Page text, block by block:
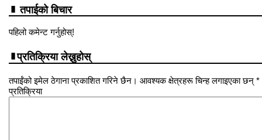
तपाईको बिचार
पहिलो कमेन्ट गर्नुहोस्!
प्रतिक्रिया लेख्नुहोस्
तपाईंको इमेल ठेगाना प्रकाशित गरिने छैन। आवश्यक क्षेत्रहरू चिन्ह लगाइएका छन् *
प्रतिक्रिया